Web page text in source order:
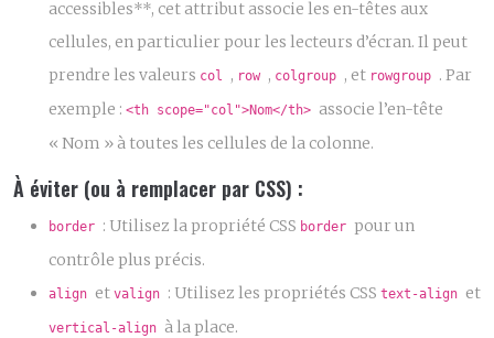
accessibles**, cet attribut associe les en-têtes aux
cellules, en particulier pour les lecteurs d’écran. Il peut
prendre les valeurs col , row , colgroup , et rowgroup . Par
exemple : <th scope="col">Nom</th> associe l’en-tête
« Nom » à toutes les cellules de la colonne.
À éviter (ou à remplacer par CSS) :
border : Utilisez la propriété CSS border pour un
contrôle plus précis.
align et valign : Utilisez les propriétés CSS text-align et
vertical-align à la place.